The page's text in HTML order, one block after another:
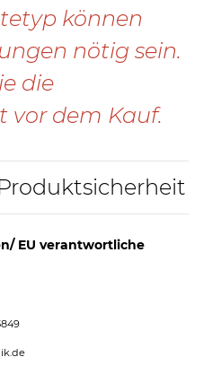
können
nötig sein.
die
dem Kauf.
EU verantwortliche